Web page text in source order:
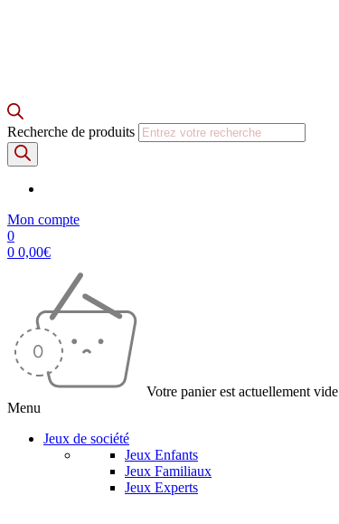
Recherche de produits
Mon compte
0
0 0,00€
Votre panier est actuellement vide
Menu
Jeux de société
Jeux Enfants
Jeux Familiaux
Jeux Experts